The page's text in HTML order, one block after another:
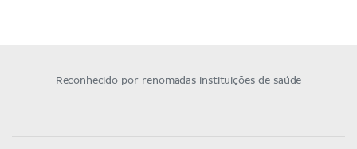
Reconhecido por renomadas instituições de saúde